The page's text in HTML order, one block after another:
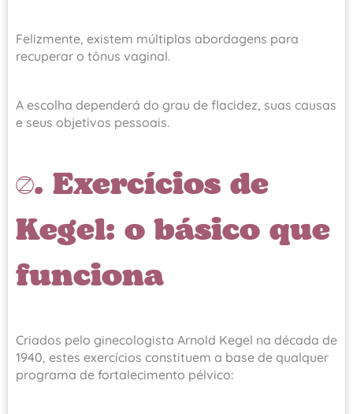
Felizmente, existem múltiplas abordagens para
recuperar o tônus vaginal.
A escolha dependerá do grau de flacidez, suas causas
e seus objetivos pessoais.
1. Exercícios de
Kegel: o básico que
funciona
Criados pelo ginecologista Arnold Kegel na década de
1940, estes exercícios constituem a base de qualquer
programa de fortalecimento pélvico: